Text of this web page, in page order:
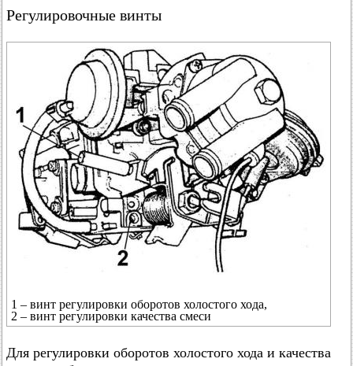
Регулировочные винты
1 – винт регулировки оборотов холостого хода,
2 – винт регулировки качества смеси
Для регулировки оборотов холостого хода и качества